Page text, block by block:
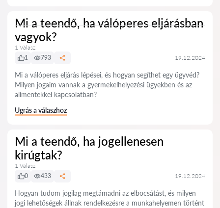
Mi a teendő, ha válóperes eljárásban
vagyok?
1 Válasz
1
793 19.12.2024
Mi a válóperes eljárás lépései, és hogyan segíthet egy ügyvéd?
Milyen jogaim vannak a gyermekelhelyezési ügyekben és az
alimentekkel kapcsolatban?
Ugrás a válaszhoz
Mi a teendő, ha jogellenesen
kirúgtak?
1 Válasz
0
433 19.12.2024
Hogyan tudom jogilag megtámadni az elbocsátást, és milyen
jogi lehetőségek állnak rendelkezésre a munkahelyemen történt